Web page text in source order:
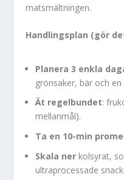
matsmältningen.
Handlingsplan (gör
Planera 3 enkla
grönsaker, bär och
Ät regelbundet:
mellanmål).
Ta en 10-min
Skala ner kolsyrat,
ultraprocessade